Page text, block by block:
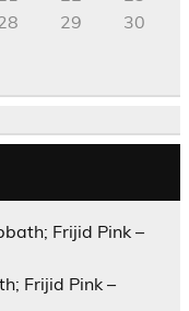
29
30
Frijid Pink –
Frijid Pink –